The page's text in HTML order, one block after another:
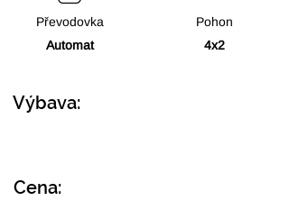
Převodovka
Automat
Pohon
4x2
Výbava:
Cena: